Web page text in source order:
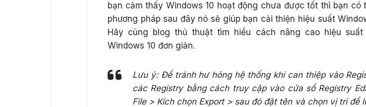
bạn cảm thấy Windows 10 hoạt động chưa được tốt thì bạn có
phương pháp sau đây nó sẽ giúp bạn cải thiện hiệu suất
Hãy cùng blog thủ thuật tìm hiểu cách nâng cao hiệu
Windows 10 đơn giản.
Lưu ý: Để tránh hư hỏng hệ thống khi can thiệp vào
các Registry bằng cách truy cập vào cửa sổ Registry
File > Kích chọn Export > sau đó đặt tên và chọn vị trí để